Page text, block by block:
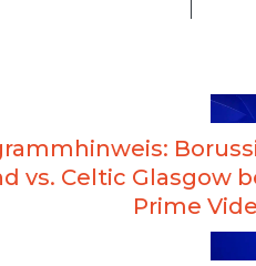
vs. Celtic Glasgow
Prime